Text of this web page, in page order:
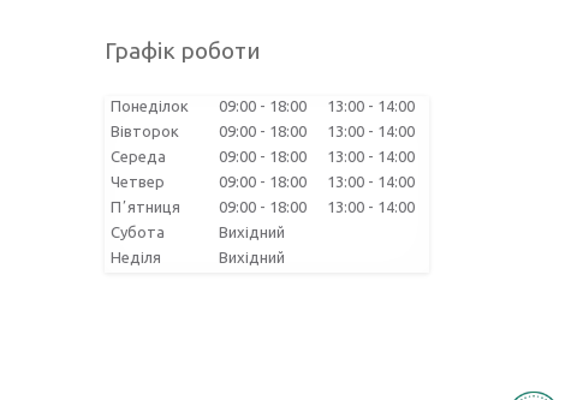
Графік роботи
Понеділок 09:00 18:00 13:00
14:00
Вівторок
09:00 18:00 13:00
14:00
Середа
09:00 18:00 13:00
14:00
Четвер
09:00 18:00 13:00
14:00
Пʼятниця
09:00 18:00 13:00
14:00
Субота
Вихідний
Неділя
Вихідний